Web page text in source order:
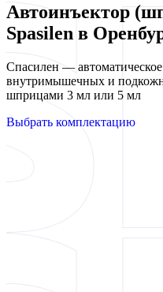
Автоинъектор
Spasilen в
Спасилен —
внутримышечных и
шприцами 3 мл или 5 мл
Выбрать комплектацию